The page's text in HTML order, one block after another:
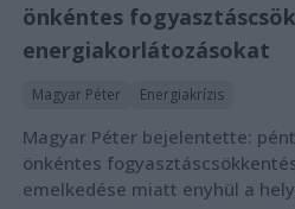
önkéntes
energiakorlátozásokat
Magyar Péter Energiakrízis
Magyar Péter bejelentette:
önkéntes
emelkedése miatt enyhül a